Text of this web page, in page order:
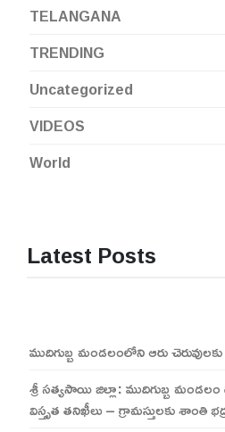
TELANGANA
TRENDING
Uncategorized
VIDEOS
World
Latest Posts
ముదిగుబ్బ మండలంలోని ఆరు
శ్రీ సత్యసాయి జిల్లా: ముదిగుబ్బ మండలం
విస్తృత తనిఖీలు – గ్రామస్తులకు శాంతి